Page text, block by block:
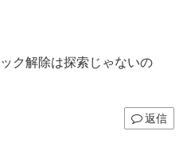
ク解除は探索じゃないの
返信